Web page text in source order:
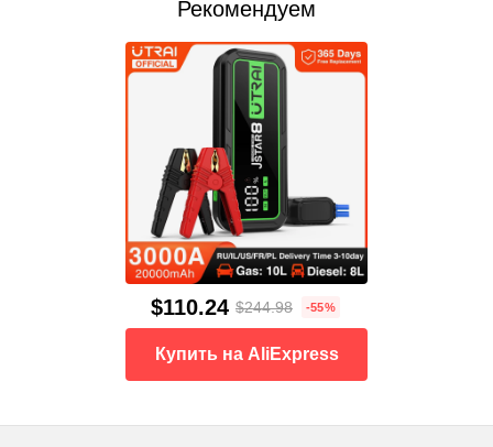
Рекомендуем
$110.24 $244.98 -55%
Купить на AliExpress